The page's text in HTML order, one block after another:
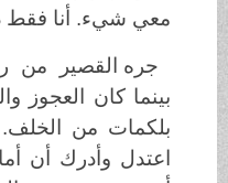
معي شيء. أنا فقط
جره القصير من
بينما كان العجوز
بلكمات من الخلف.
اعتدل وأدرك أن